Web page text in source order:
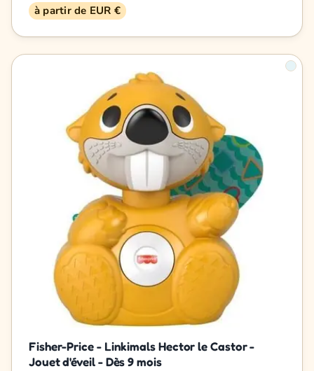
à partir de EUR €
Fisher-Price - Linkimals Hector le Castor -
Jouet d'éveil - Dès 9 mois